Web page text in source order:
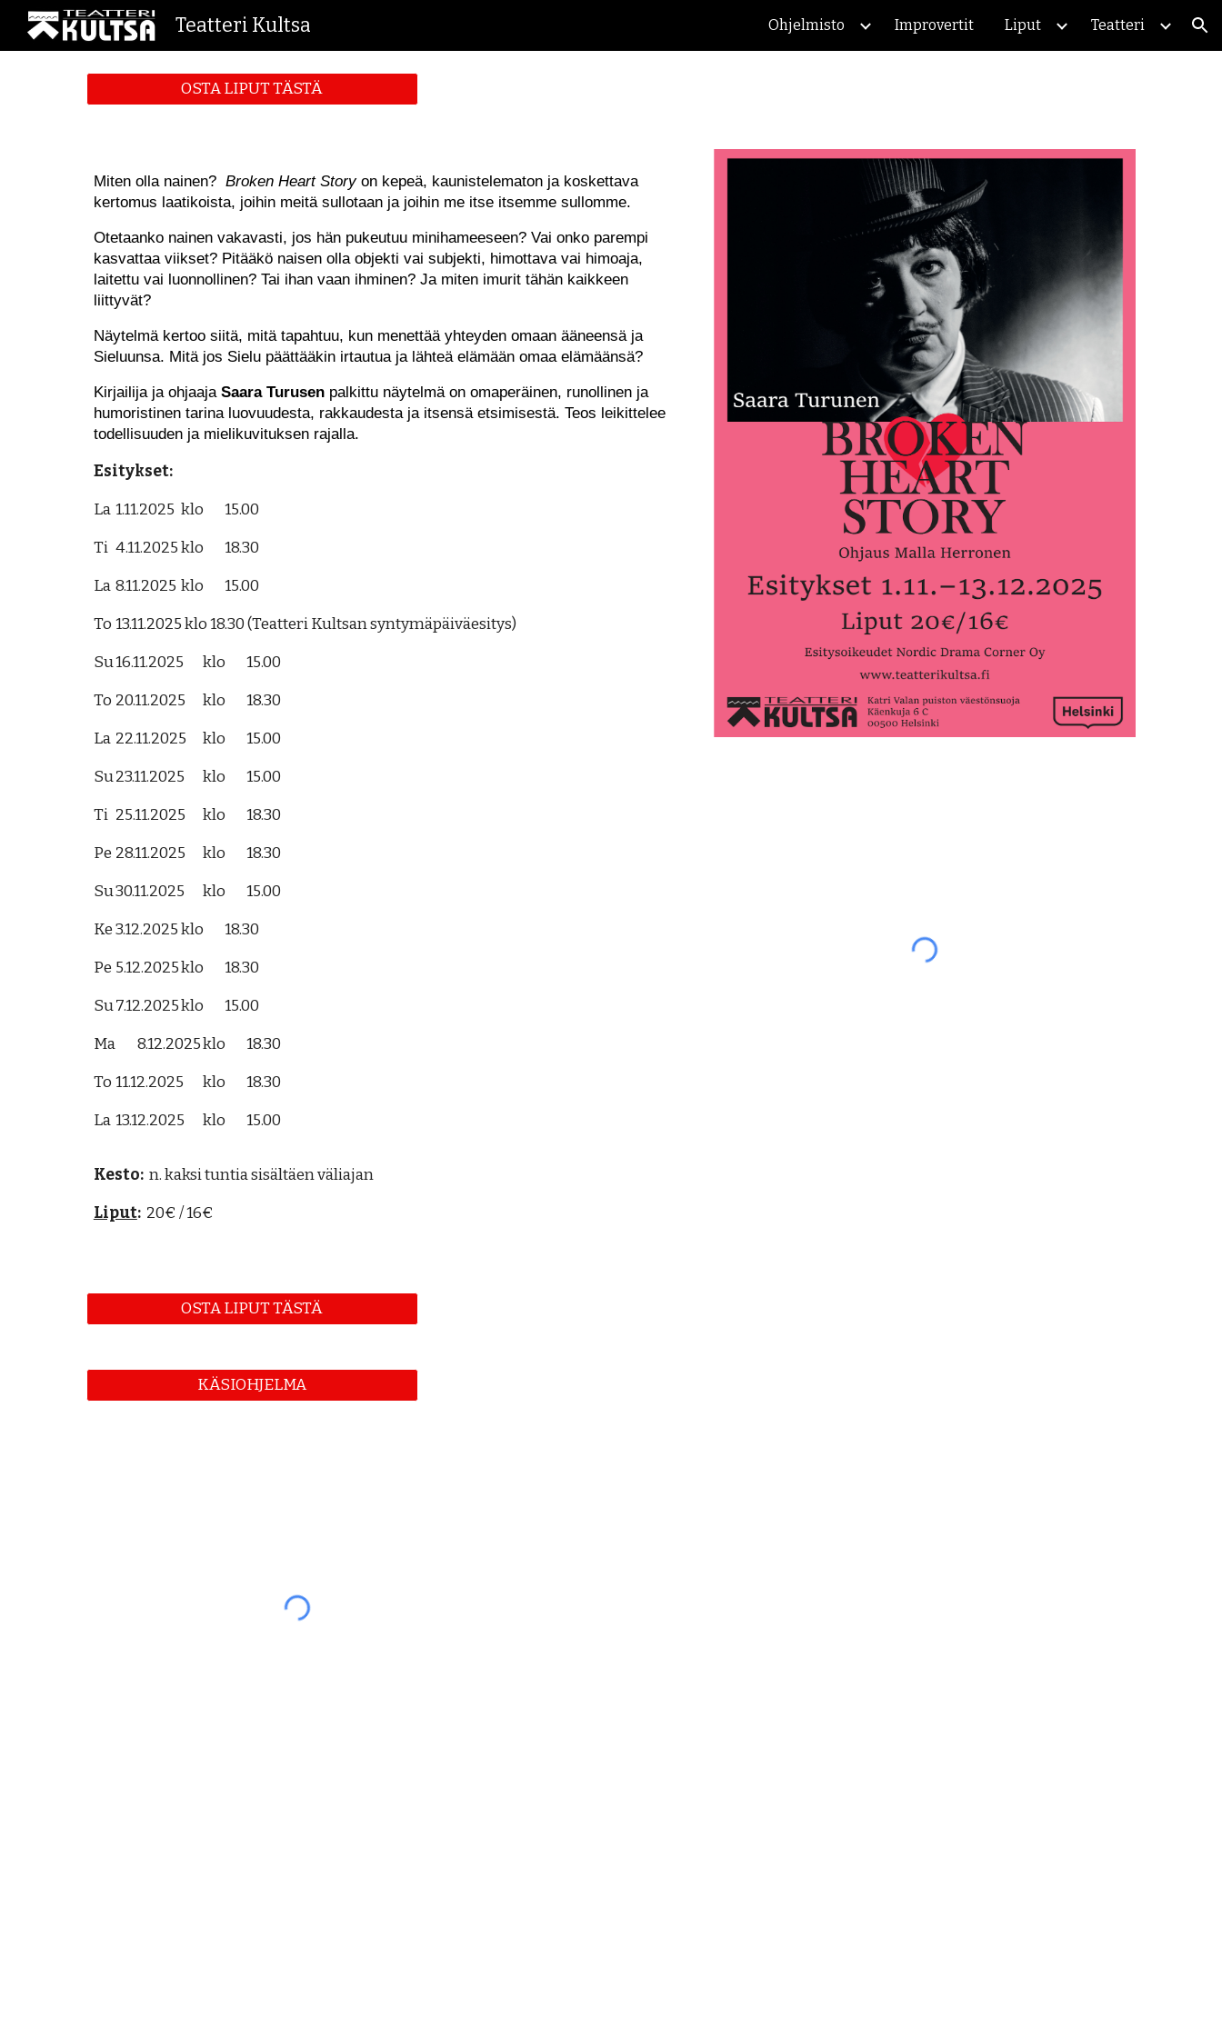
Skip to navigation
Teatteri Kultsa Ohjelmisto Improvertit Liput Teatteri
OSTA LIPUT TÄSTÄ
Miten olla nainen? Broken Heart Storyon kepeä, kaunistelematon ja koskettava
kertomus laatikoista, joihin meitä sullotaan ja joihin me itse itsemme sullomme.
Otetaanko nainen vakavasti, jos hän pukeutuu minihameeseen? Vai onko parempi
kasvattaa viikset? Pitääkö naisen olla objekti vai subjekti, himottava vai himoaja,
laitettu vai luonnollinen? Tai ihan vaan ihminen? Ja miten imurit tähän kaikkeen
liittyvät?
Näytelmä kertoo siitä, mitä tapahtuu, kun menettää yhteyden omaan ääneensä ja
Sieluunsa. Mitä jos Sielu päättääkin irtautua ja lähteä elämään omaa elämäänsä?
Kirjailija ja ohjaaja Saara Turusenpalkittu näytelmä on omaperäinen, runollinen ja
humoristinen tarina luovuudesta, rakkaudesta ja itsensä etsimisestä. Teos leikittelee
todellisuuden ja mielikuvituksen rajalla.
Esitykset:
La 1.11.2025 klo
15.00
Ti 4.11.2025klo
18.30
La 8.11.2025 klo
15.00
To 13.11.2025 klo 18.30 (Teatteri Kultsan syntymäpäiväesitys)
Su16.11.2025 klo
15.00
To 20.11.2025 klo
18.30
La 22.11.2025 klo
15.00
Su23.11.2025 klo
15.00
Ti 25.11.2025 klo
18.30
Pe 28.11.2025 klo
18.30
Su30.11.2025 klo
15.00
Ke3.12.2025klo
18.30
Pe 5.12.2025klo
18.30
Su7.12.2025klo
15.00
Ma
8.12.2025klo
18.30
To 11.12.2025 klo
18.30
La 13.12.2025 klo 15.00
Kesto: n. kaksi tuntia sisältäen väliajan
Liput:20€ / 16€
OSTA LIPUT TÄSTÄ
KÄSIOHJELMA